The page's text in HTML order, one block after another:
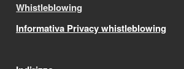
Whistleblowing
Informativa Privacy whistleblowing